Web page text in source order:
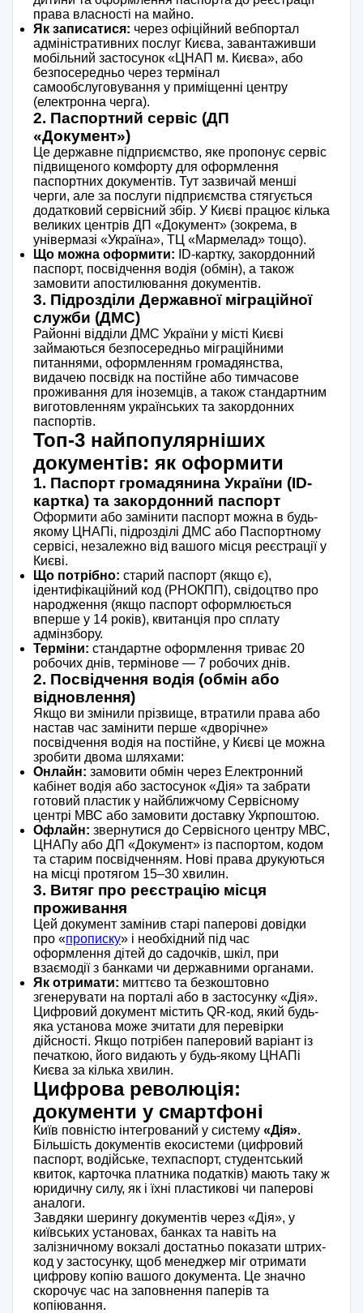
права власності на майно.
Як записатися: через офіційний вебпортал
адміністративних послуг Києва, завантаживши
мобільний застосунок «ЦНАП м. Києва», або
безпосередньо через термінал
самообслуговування у приміщенні центру
(електронна черга).
2. Паспортний сервіс (ДП
«Документ»)
Це державне підприємство, яке пропонує сервіс
підвищеного комфорту для оформлення
паспортних документів. Тут зазвичай менші
черги, але за послуги підприємства стягується
додатковий сервісний збір. У Києві працює кілька
великих центрів ДП «Документ» (зокрема, в
універмазі «Україна», ТЦ «Мармелад» тощо).
Що можна оформити: ID-картку, закордонний
паспорт, посвідчення водія (обмін), а також
замовити апостилювання документів.
3. Підрозділи Державної міграційної
служби (ДМС)
Районні відділи ДМС України у місті Києві
займаються безпосередньо міграційними
питаннями, оформленням громадянства,
видачею посвідк на постійне або тимчасове
проживання для іноземців, а також стандартним
виготовленням українських та закордонних
паспортів.
Топ-3 найпопулярніших
документів: як оформити
1. Паспорт громадянина України (ID-
картка) та закордонний паспорт
Оформити або замінити паспорт можна в будь-
якому ЦНАПі, підрозділі ДМС або Паспортному
сервісі, незалежно від вашого місця реєстрації у
Києві.
Що потрібно: старий паспорт (якщо є),
ідентифікаційний код (РНОКПП), свідоцтво про
народження (якщо паспорт оформлюється
вперше у 14 років), квитанція про сплату
адмінзбору.
Терміни: стандартне оформлення триває 20
робочих днів, термінове — 7 робочих днів.
2. Посвідчення водія (обмін або
відновлення)
Якщо ви змінили прізвище, втратили права або
настав час замінити перше «дворічне»
посвідчення водія на постійне, у Києві це можна
зробити двома шляхами:
Онлайн: замовити обмін через Електронний
кабінет водія або застосунок «Дія» та забрати
готовий пластик у найближчому Сервісному
центрі МВС або замовити доставку Укрпоштою.
Офлайн: звернутися до Сервісного центру МВС,
ЦНАПу або ДП «Документ» із паспортом, кодом
та старим посвідченням. Нові права друкуються
на місці протягом 15–30 хвилин.
3. Витяг про реєстрацію місця
проживання
Цей документ замінив старі паперові довідки
про «прописку» і необхідний під час
оформлення дітей до садочків, шкіл, при
взаємодії з банками чи державними органами.
Як отримати: миттєво та безкоштовно
згенерувати на порталі або в застосунку «Дія».
Цифровий документ містить QR-код, який будь-
яка установа може зчитати для перевірки
дійсності. Якщо потрібен паперовий варіант із
печаткою, його видають у будь-якому ЦНАПі
Києва за кілька хвилин.
Цифрова революція:
документи у смартфоні
Київ повністю інтегрований у систему «Дія».
Більшість документів екосистеми (цифровий
паспорт, водійське, техпаспорт, студентський
квиток, карточка платника податків) мають таку ж
юридичну силу, як і їхні пластикові чи паперові
аналоги.
Завдяки шерингу документів через «Дія», у
київських установах, банках та навіть на
залізничному вокзалі достатньо показати штрих-
код у застосунку, щоб менеджер міг отримати
цифрову копію вашого документа. Це значно
скорочує час на заповнення паперів та
копіювання.